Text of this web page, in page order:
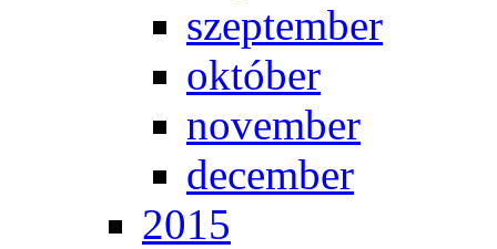
szep­tem­ber
ok­tó­ber
no­vem­ber
de­cem­ber
2015